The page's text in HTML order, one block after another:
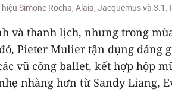
Simone Rocha, Alaia, Jacquemus và 3.1.
và thanh lịch, nhưng trong
Pieter Mulier tận dụng dáng
vũ công ballet, kết hợp hộp
nhàng hơn từ Sandy Liang,